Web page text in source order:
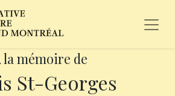
la mémoire de
St-Georges